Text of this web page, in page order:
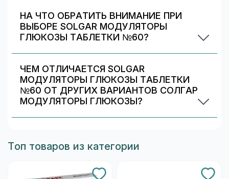
НА ЧТО ОБРАТИТЬ ВНИМАНИЕ ПРИ
ВЫБОРЕ SOLGAR МОДУЛЯТОРЫ
ГЛЮКОЗЫ ТАБЛЕТКИ №60?
Информация о составе указана на упаковке и в
карточке товара. При сомнениях
проконсультируйтесь со специалистом.
ЧЕМ ОТЛИЧАЕТСЯ SOLGAR
МОДУЛЯТОРЫ ГЛЮКОЗЫ ТАБЛЕТКИ
№60 ОТ ДРУГИХ ВАРИАНТОВ СОЛГАР
МОДУЛЯТОРЫ ГЛЮКОЗЫ?
наличие в Красногорске.
Топ товаров из категории